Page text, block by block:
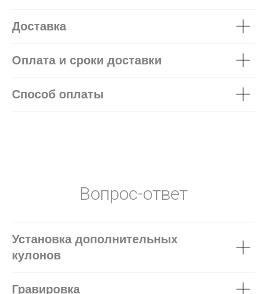
Доставка
Оплата и сроки доставки
Способ оплаты
Вопрос-ответ
Установка дополнительных
кулонов
Гравировка